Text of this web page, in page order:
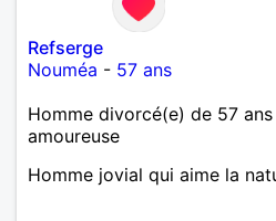
Refserge
Nouméa - 57 ans
Homme divorcé(e) de 57
amoureuse
Homme jovial qui aime la